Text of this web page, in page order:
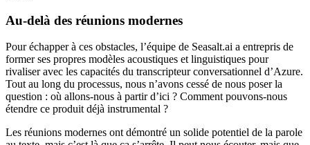
Au-delà des réunions modernes
Pour échapper à ces obstacles, l’équipe de Seasalt.ai a entrepris de
former ses propres modèles acoustiques et linguistiques pour
rivaliser avec les capacités du transcripteur conversationnel d’Azure.
Tout au long du processus, nous n’avons cessé de nous poser la
question : où allons-nous à partir d’ici ? Comment pouvons-nous
étendre ce produit déjà instrumental ?
Les réunions modernes ont démontré un solide potentiel de la parole